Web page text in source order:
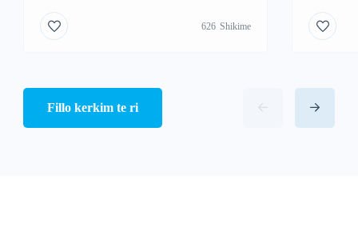
626 Shikime
Fillo kerkim te ri